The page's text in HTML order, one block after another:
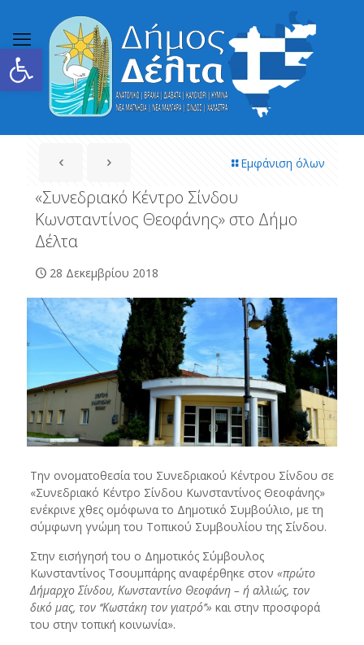
Ανοίξτε τη γραμμή εργαλείων
Εμφάνιση όλων
«Συνεδριακό Κέντρο Σίνδου
Κωνσταντίνος Θεοφάνης» στο Δήμο
Δέλτα
28 Δεκεμβρίου 2018
Την ονοματοθεσία του Συνεδριακού Κέντρου Σίνδου σε
«Συνεδριακό Κέντρο Σίνδου Κωνσταντίνος Θεοφάνης»
ενέκρινε χθες ομόφωνα το Δημοτικό Συμβούλιο, με τη
σύμφωνη γνώμη του Τοπικού Συμβουλίου της Σίνδου.
Στην εισήγησή του ο Δημοτικός Σύμβουλος
Κωνσταντίνος Τσουμπάρης αναφέρθηκε στον «πρώτο
Δήμαρχο Σίνδου, Κωνσταντίνο Θεοφάνη – ή αλλιώς, τον
δικό μας, τον ‘‘Κωστάκη τον γιατρό’’» και στην προσφορά
του στην τοπική κοινωνία».